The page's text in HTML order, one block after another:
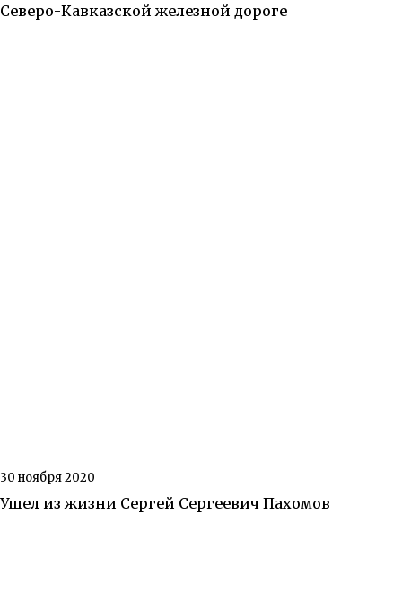
Северо-Кавказской железной дороге
30 ноября 2020
Ушел из жизни Сергей Сергеевич Пахомов